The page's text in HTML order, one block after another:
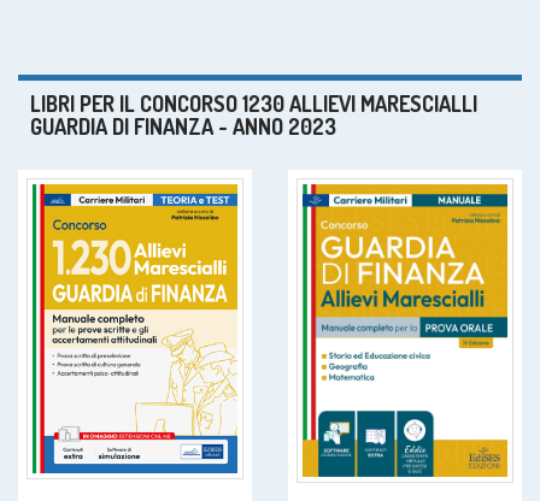
LIBRI PER IL CONCORSO 1230 ALLIEVI MARESCIALLI
GUARDIA DI FINANZA - ANNO 2023